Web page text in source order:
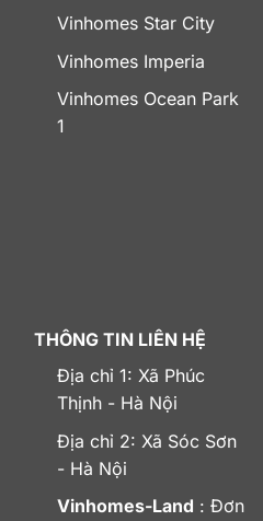
Vinhomes Star City
Vinhomes Imperia
Vinhomes Ocean Park
1
THÔNG TIN LIÊN HỆ
Địa chỉ 1: Xã Phúc
Thịnh - Hà Nội
Địa chỉ 2: Xã Sóc Sơn
- Hà Nội
Vinhomes-Land : Đơn